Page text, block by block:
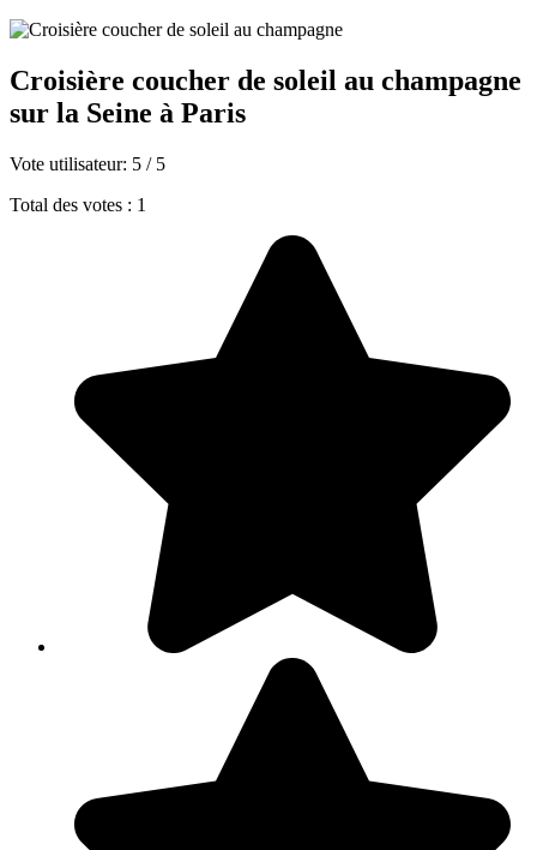
Croisière coucher de soleil au champagne
sur la Seine à Paris
Vote utilisateur: 5 / 5
Total des votes : 1